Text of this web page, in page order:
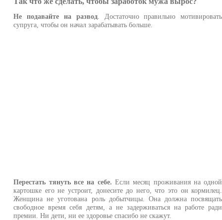
Не подавайте на развод. Достаточно правильно мотивировать
супруга, чтобы он начал зарабатывать больше.
Перестать тянуть все на себе. Если месяц проживания на одной
картошке его не устроит, донесите до него, что это он кормилец.
Женщина не уготована роль добытчицы. Она должна посвящать
свободное время себя детям, а не задерживаться на работе ради
премии. Ни дети, ни ее здоровье спасибо не скажут.